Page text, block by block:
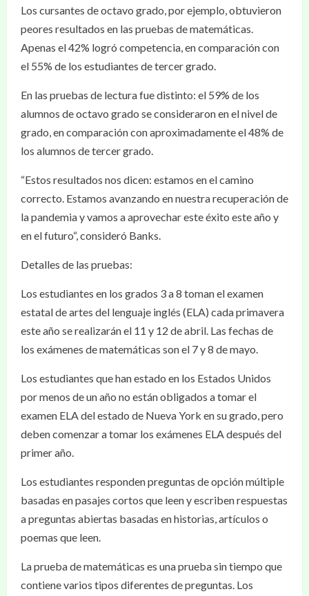
Los cursantes de octavo grado, por ejemplo, obtuvieron
peores resultados en las pruebas de matemáticas.
Apenas el 42% logró competencia, en comparación con
el 55% de los estudiantes de tercer grado.
En las pruebas de lectura fue distinto: el 59% de los
alumnos de octavo grado se consideraron en el nivel de
grado, en comparación con aproximadamente el 48% de
los alumnos de tercer grado.
“Estos resultados nos dicen: estamos en el camino
correcto. Estamos avanzando en nuestra recuperación de
la pandemia y vamos a aprovechar este éxito este año y
en el futuro“, consideró Banks.
Detalles de las pruebas:
Los estudiantes en los grados 3 a 8 toman el examen
estatal de artes del lenguaje inglés (ELA) cada primavera
este año se realizarán el 11 y 12 de abril. Las fechas de
los exámenes de matemáticas son el 7 y 8 de mayo.
Los estudiantes que han estado en los Estados Unidos
por menos de un año no están obligados a tomar el
examen ELA del estado de Nueva York en su grado, pero
deben comenzar a tomar los exámenes ELA después del
primer año.
Los estudiantes responden preguntas de opción múltiple
basadas en pasajes cortos que leen y escriben respuestas
a preguntas abiertas basadas en historias, artículos o
poemas que leen.
La prueba de matemáticas es una prueba sin tiempo que
contiene varios tipos diferentes de preguntas. Los